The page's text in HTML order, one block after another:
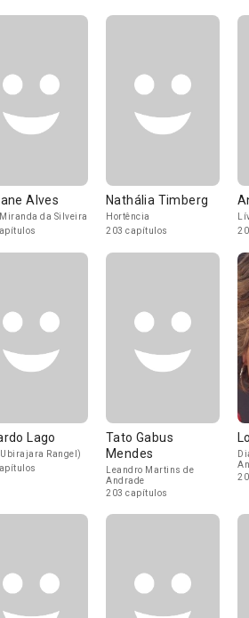
Alves
da Silveira
Nathália Timberg
Hortência
203 capítulos
Lago
Rangel)
Tato Gabus
Mendes
Leandro Martins de
Andrade
203 capítulos